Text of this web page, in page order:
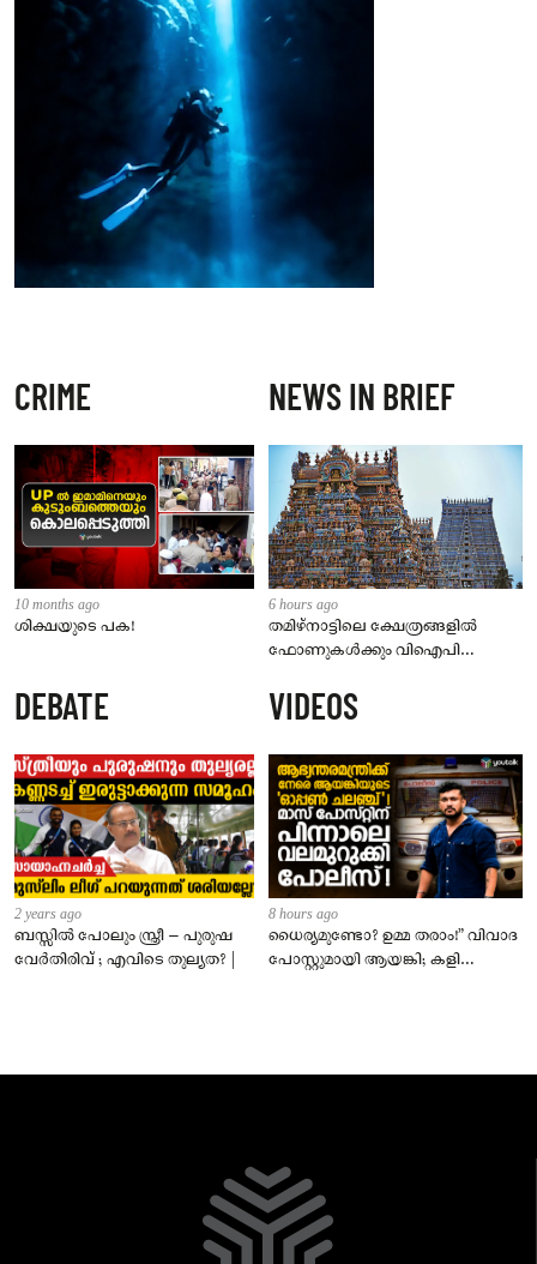
CRIME
10 months ago
ശിക്ഷയുടെ പക!
NEWS IN BRIEF
6 hours ago
തമിഴ്‌നാട്ടിലെ ക്ഷേത്രങ്ങളിൽ
ഫോണുകൾക്കും വിഐപി
സെപ്റ്റംബർ 1 മുതൽ നിലവിൽ
വരും
DEBATE
2 years ago
ബസ്സിൽ പോലും സ്ത്രീ – പുരുഷ
വേർതിരിവ് ; എവിടെ തുല്യത? |
VIDEOS
8 hours ago
ധൈര്യമുണ്ടോ? ഉമ്മ തരാം!” വിവാദ
പോസ്റ്റുമായി ആയങ്കി; കളി